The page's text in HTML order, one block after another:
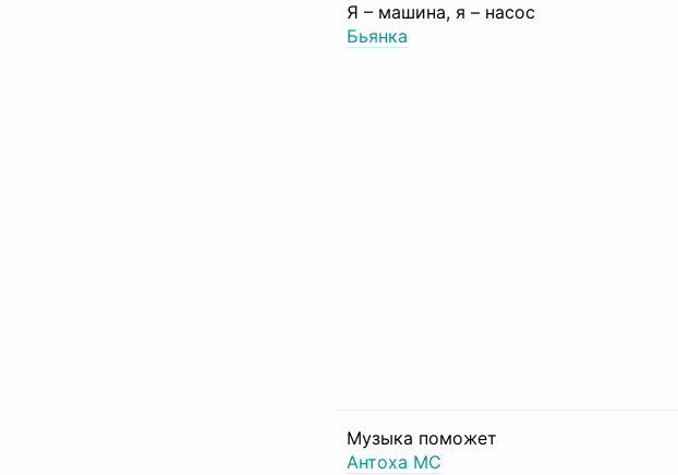
Я – машина, я – насос
Бьянка
Музыка поможет
Антоха МС